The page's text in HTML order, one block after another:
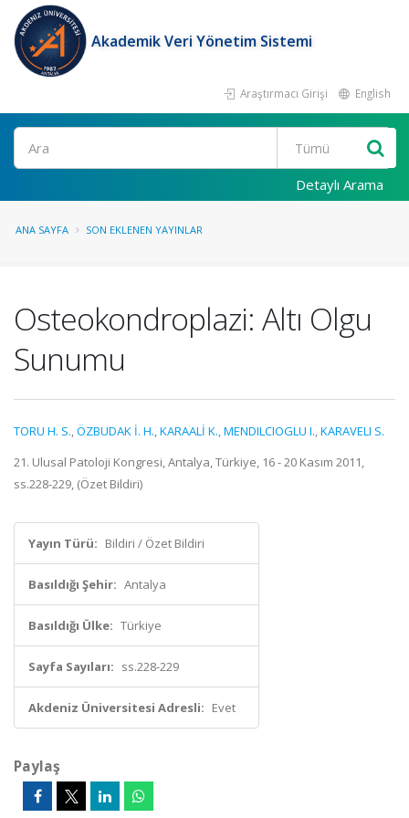
Akademik Veri Yönetim Sistemi
Araştırmacı Girişi English
Ara
Detaylı Arama
ANA SAYFA SON EKLENEN YAYINLAR
Osteokondroplazi: Altı Olgu
Sunumu
TORU H. S.,ÖZBUDAK İ. H.,KARAALİ K.,MENDILCIOGLU I.,KARAVELI S.
21. Ulusal Patoloji Kongresi, Antalya, Türkiye, 16 - 20 Kasım 2011,
ss.228-229, (Özet Bildiri)
Yayın Türü: Bildiri / Özet Bildiri
Basıldığı Şehir: Antalya
Basıldığı Ülke: Türkiye
Sayfa Sayıları: ss.228-229
Akdeniz Üniversitesi Adresli: Evet
Paylaş